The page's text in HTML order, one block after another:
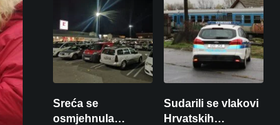
Sreća se
osmjehnula
Sudarili se vlakovi
Hrvatskih